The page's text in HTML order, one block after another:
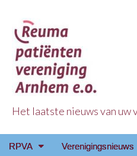
Reuma
Het laatste nieuws van uw
Main
Skip
RPVA Verenigingsnieuws